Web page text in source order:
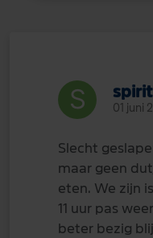
spirit
01 juni
Slecht
maar geen
eten. We zijn
11 uur pas
beter bezig